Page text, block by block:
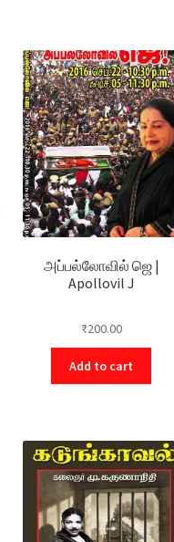
அப்பல்லோவில் ஜெ |
Apollovil J
₹200.00
Add to cart